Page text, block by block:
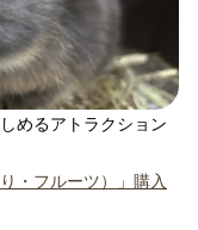
めるアトラクション
・フルーツ）」購入